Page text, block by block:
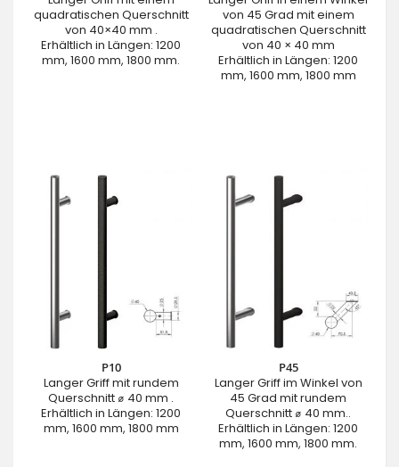
quadratischen Querschnitt
von 40×40 mm .
Erhältlich in Längen: 1200
mm, 1600 mm, 1800 mm.
von 45 Grad mit einem
quadratischen Querschnitt
von 40 × 40 mm
Erhältlich in Längen: 1200
mm, 1600 mm, 1800 mm
P10
Langer Griff mit rundem
Querschnitt ⌀ 40 mm .
Erhältlich in Längen: 1200
mm, 1600 mm, 1800 mm
P45
Langer Griff im Winkel von
45 Grad mit rundem
Querschnitt ⌀ 40 mm..
Erhältlich in Längen: 1200
mm, 1600 mm, 1800 mm.